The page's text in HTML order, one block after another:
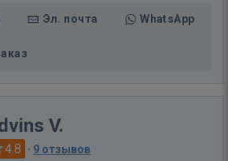
Эл. почта WhatsApp
V.
4.8 · 9 отзывов